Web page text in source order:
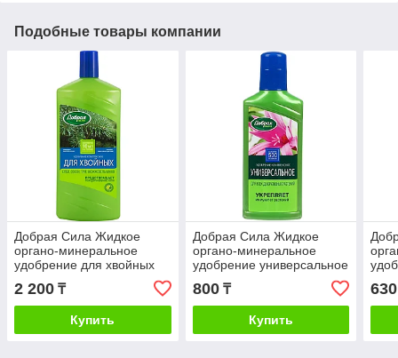
Подобные товары компании
Добрая Сила Жидкое
органо-минеральное
удобрение для хвойных
растений, 1л
2 200 ₸
Купить
Добрая Сила Жидкое
органо-минеральное
удобрение универсальное
для всех комнатных и
балконных растений,
250мл
800₸
Купить
630